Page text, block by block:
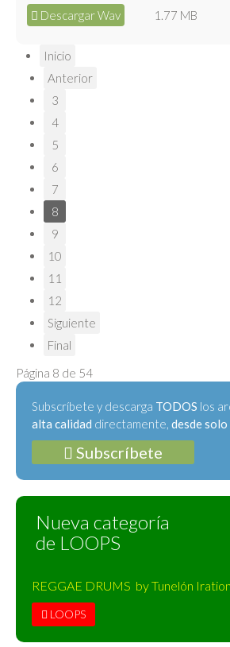
Descargar Wav 1.77 MB
Inicio
Anterior
3
4
5
6
7
8
9
10
11
12
Siguiente
Final
Página 8 de 54
Subscríbete y descarga TODOS los
alta calidad directamente, desde
Subscríbete
Nueva categoría
de LOOPS
REGGAE DRUMS by Tunelón Iration
LOOPS